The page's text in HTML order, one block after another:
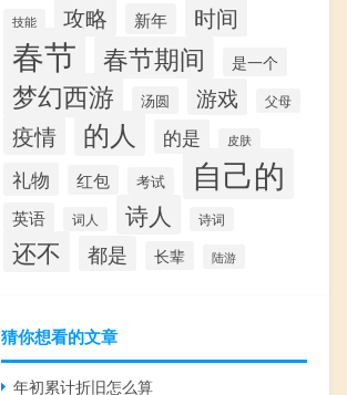
技能 攻略 新年 时间
春节 春节期间 是一个
梦幻西游 汤圆 游戏 父母
疫情 的人 的是 皮肤
礼物 红包 考试 自己的
英语 词人 诗人 诗词
还不 都是 长辈 陆游
猜你想看的文章
年初累计折旧怎么算